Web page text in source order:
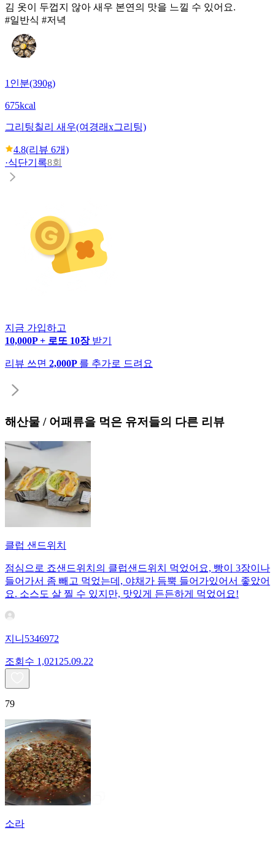
김 옷이 두껍지 않아 새우 본연의 맛을 느낄 수 있어요.
#일반식 #저녁
1인분(390g)
675kcal
그리팅칠리 새우(여경래x그리팅)
4.8(리뷰 6개)
·식단기록8회
지금 가입하고
10,000P + 로또 10장 받기
리뷰 쓰면 2,000P 를 추가로 드려요
해산물 / 어패류을 먹은 유저들의 다른 리뷰
클럽 샌드위치
점심으로 죠샌드위치의 클럽샌드위치 먹었어요, 빵이 3장이나
들어가서 좀 빼고 먹었는데, 야채가 듬뿍 들어가있어서 좋았어
요. 소스도 살 찔 수 있지만, 맛있게 든든하게 먹었어요!
지니5346972
조회수 1,021 25.09.22
79
소라